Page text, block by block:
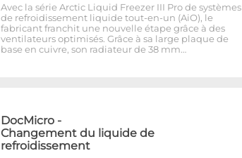
Avec la série Arctic Liquid Freezer III Pro de systèmes
de refroidissement liquide tout-en-un (AiO), le
fabricant franchit une nouvelle étape grâce à des
ventilateurs optimisés. Grâce à sa large plaque de
base en cuivre, son radiateur de 38 mm…
DocMicro -
Changement du liquide de
refroidissement